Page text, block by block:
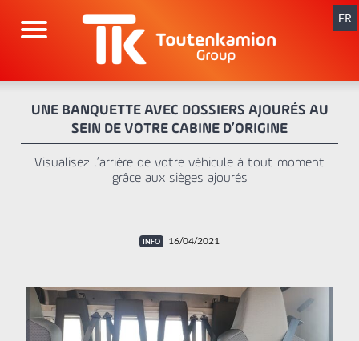
contenu
FR
UNE BANQUETTE AVEC DOSSIERS AJOURÉS AU
SEIN DE VOTRE CABINE D’ORIGINE
Visualisez l’arrière de votre véhicule à tout moment
grâce aux sièges ajourés
16/04/2021